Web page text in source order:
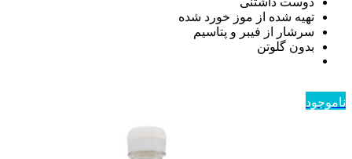
تهیه شده از موز خورد شده
سرشار از فیبر و پتاسیم
بدون گلوتن
ناموجود